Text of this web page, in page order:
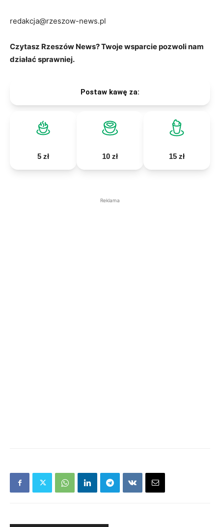
redakcja@rzeszow-news.pl
Czytasz Rzeszów News? Twoje wsparcie pozwoli nam
działać sprawniej.
Postaw kawę za:
5 zł 10 zł 15 zł
Reklama